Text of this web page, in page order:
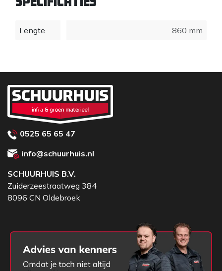
Lengte 860 mm
0525 65 65 47
info@schuurhuis.nl
SCHUURHUIS B.V.
Zuiderzeestraatweg 384
8096 CN Oldebroek